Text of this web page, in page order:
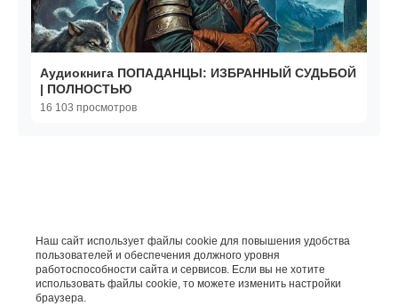
Аудиокнига ПОПАДАНЦЫ: ИЗБРАННЫЙ СУДЬБОЙ
| ПОЛНОСТЬЮ
16 103 просмотров
Наш сайт использует файлы cookie для повышения удобства
пользователей и обеспечения должного уровня
работоспособности сайта и сервисов. Если вы не хотите
использовать файлы cookie, то можете изменить настройки
браузера.